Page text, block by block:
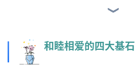
和睦相爱的四大基石